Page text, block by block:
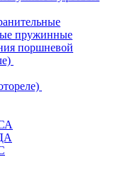
пружинные
поршневой